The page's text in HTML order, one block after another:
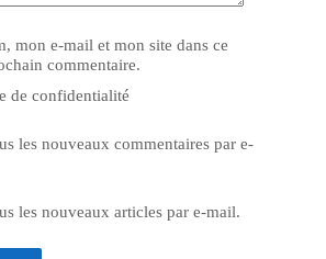
mon e-mail et mon site dans ce
commentaire.
de confidentialité
les nouveaux commentaires par e-
les nouveaux articles par e-mail.